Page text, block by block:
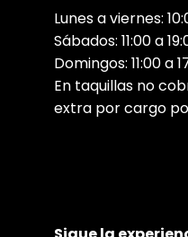
Lunes a viernes:
Sábados: 11:00 a
Domingos: 11:00 a
En taquillas no
extra por cargo